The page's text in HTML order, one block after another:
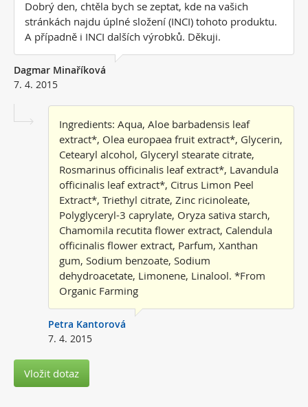
Dobrý den, chtěla bych se zeptat, kde na vašich
stránkách najdu úplné složení (INCI) tohoto produktu.
A případně i INCI dalších výrobků. Děkuji.
Dagmar Minaříková
7. 4. 2015
Ingredients: Aqua, Aloe barbadensis leaf
extract*, Olea europaea fruit extract*, Glycerin,
Cetearyl alcohol, Glyceryl stearate citrate,
Rosmarinus officinalis leaf extract*, Lavandula
officinalis leaf extract*, Citrus Limon Peel
Extract*, Triethyl citrate, Zinc ricinoleate,
Polyglyceryl-3 caprylate, Oryza sativa starch,
Chamomila recutita flower extract, Calendula
officinalis flower extract, Parfum, Xanthan
gum, Sodium benzoate, Sodium
dehydroacetate, Limonene, Linalool. *From
Organic Farming
Petra Kantorová
7. 4. 2015
Vložit dotaz